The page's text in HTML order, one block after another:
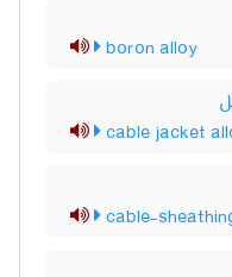
boron alloy
cable jacket
cable-